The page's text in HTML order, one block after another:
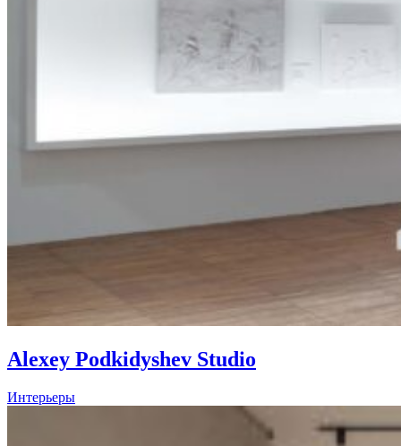
Alexey Podkidyshev Studio
Интерьеры